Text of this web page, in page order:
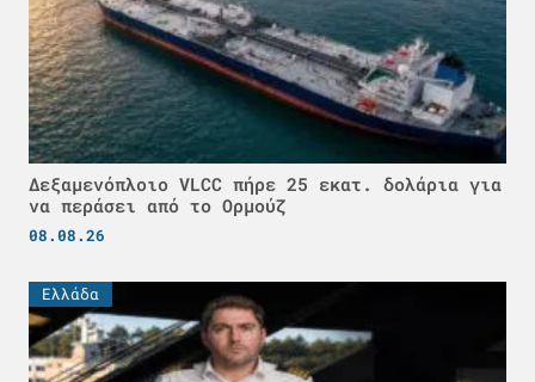
Δεξαμενόπλοιο VLCC πήρε 25 εκατ. δολάρια για
να περάσει από το Ορμούζ
08.08.26
Ελλάδα